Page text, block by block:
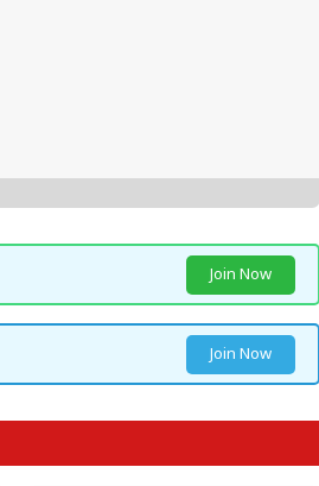
Join Now
Join Now